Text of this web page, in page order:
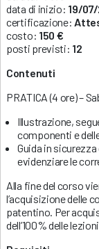
data di inizio: 19/
certificazione:
costo: 150 €
posti previsti: 12
Contenuti
PRATICA (4 ore) –
Illustrazione,
componenti e
Guida in
evidenziare le
Alla fine del corso
l’acquisizione delle
patentino. Per
dell’100% delle lezioni.